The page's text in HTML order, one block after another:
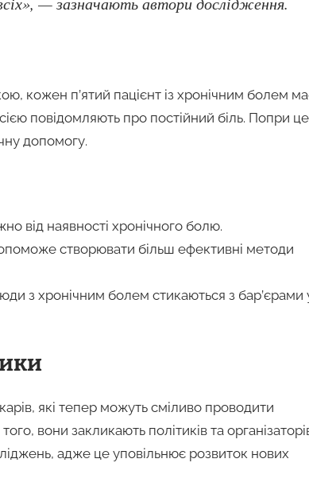
кожен п’ятий пацієнт із хронічним болем
повідомляють про постійний біль. Попри
допомогу.
від наявності хронічного болю.
створювати більш ефективні методи
з хронічним болем стикаються з бар’єрами
які тепер можуть сміливо проводити
вони закликають політиків та
адже це уповільнює розвиток нових